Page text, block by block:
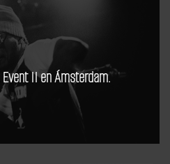
II en Ámsterdam.